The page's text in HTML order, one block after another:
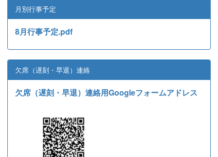
月別行事予定
8月行事予定.pdf
欠席（遅刻・早退）連絡
欠席（遅刻・早退）連絡用Googleフォームアドレス